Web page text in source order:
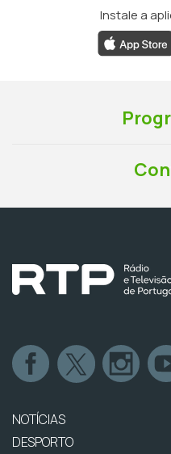
Instale a
NOTÍCIAS
DESPORTO